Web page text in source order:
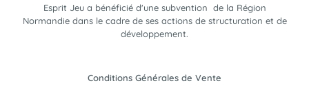
Esprit Jeu a bénéficié d'une subvention de la Région
Normandie dans le cadre de ses actions de structuration et de
développement.
Conditions Générales de Vente